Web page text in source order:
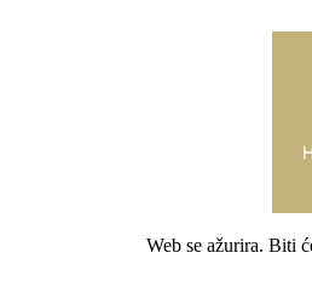
Web se ažurira. Biti